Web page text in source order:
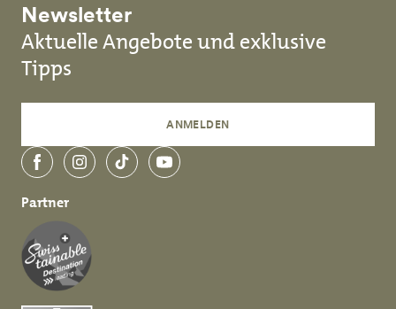
Newsletter
Aktuelle Angebote und exklusive
Tipps
ANMELDEN
FacebookInstagramTikTokYouTube
Partner